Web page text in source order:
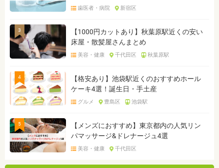
歯医者・病院 新宿区
3
【1000円カットあり】秋葉原駅近くの安い
床屋・散髪屋さんまとめ
美容・健康 千代田区 秋葉原駅
4
【格安あり】池袋駅近くのおすすめホール
ケーキ4選！誕生日・手土産
グルメ 豊島区 池袋駅
5
【メンズにおすすめ】東京都内の人気リン
パマッサージ&ドレナージュ4選
美容・健康 千代田区